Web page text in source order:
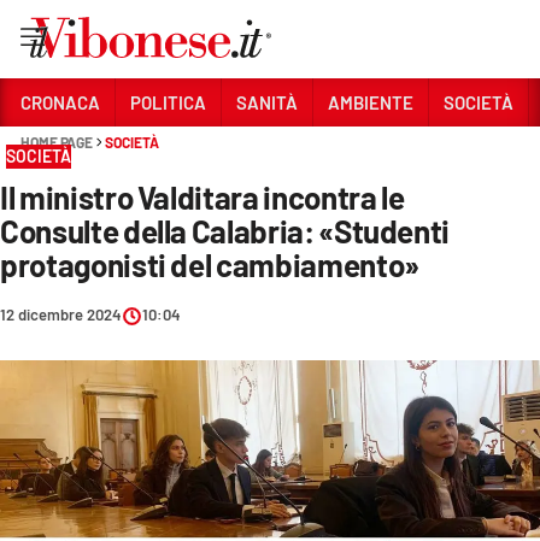
Sezioni
CRONACA
POLITICA
SOCIETÀ
CULTURA
ECONOMIA E LAVORO
CRONACA POLITICA SANITÀ AMBIENTE SOCIETÀ
HOME PAGE SOCIETÀ
SOCIETÀ
Il ministro Valditara incontra le
Consulte della Calabria: «Studenti
protagonisti del cambiamento»
12 dicembre 2024 10:04